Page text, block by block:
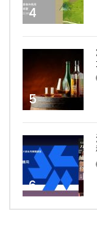
4
5
6